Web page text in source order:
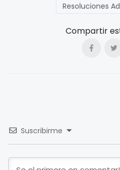
Resoluciones
Compartir
Suscribirme